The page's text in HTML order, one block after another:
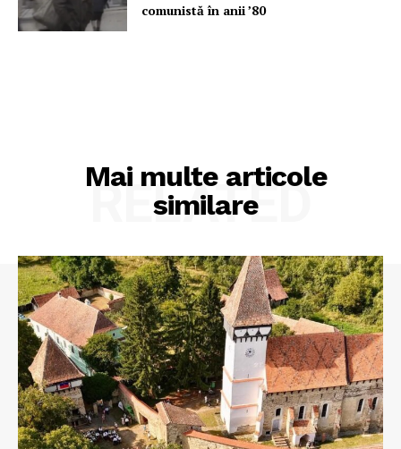
comunistă în anii ’80
Mai multe articole
similare
RELATED